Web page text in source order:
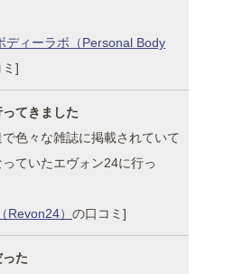
ディーラボ（Personal Body
]
てきました
色々な雑誌に掲載されていて
ていたエヴォン24に行っ
Revon24） の口コミ]
た